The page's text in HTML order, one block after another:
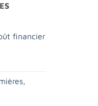
financier